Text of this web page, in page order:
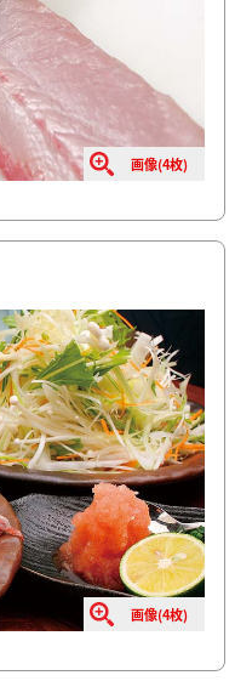
画像(4枚)
画像(4枚)